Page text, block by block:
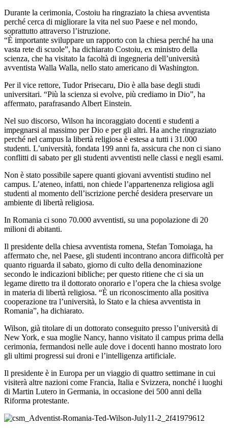
Durante la cerimonia, Costoiu ha ringraziato la chiesa avventista
perché cerca di migliorare la vita nel suo Paese e nel mondo,
soprattutto attraverso l’istruzione.
“È importante sviluppare un rapporto con la chiesa perché ha una
vasta rete di scuole”, ha dichiarato Costoiu, ex ministro della
scienza, che ha visitato la facoltà di ingegneria dell’università
avventista Walla Walla, nello stato americano di Washington.
Per il vice rettore, Tudor Prisecaru, Dio è alla base degli studi
universitari. “Più la scienza si evolve, più crediamo in Dio”, ha
affermato, parafrasando Albert Einstein.
Nel suo discorso, Wilson ha incoraggiato docenti e studenti a
impegnarsi al massimo per Dio e per gli altri. Ha anche ringraziato
perché nel campus la libertà religiosa è estesa a tutti i 31.000
studenti. L’università, fondata 199 anni fa, assicura che non ci siano
conflitti di sabato per gli studenti avventisti nelle classi e negli esami.
Non è stato possibile sapere quanti giovani avventisti studino nel
campus. L’ateneo, infatti, non chiede l’appartenenza religiosa agli
studenti al momento dell’iscrizione perché desidera preservare un
ambiente di libertà religiosa.
In Romania ci sono 70.000 avventisti, su una popolazione di 20
milioni di abitanti.
Il presidente della chiesa avventista romena, Stefan Tomoiaga, ha
affermato che, nel Paese, gli studenti incontrano ancora difficoltà per
quanto riguarda il sabato, giorno di culto della denominazione
secondo le indicazioni bibliche; per questo ritiene che ci sia un
legame diretto tra il dottorato onorario e l’opera che la chiesa svolge
in materia di libertà religiosa. “È un riconoscimento alla positiva
cooperazione tra l’università, lo Stato e la chiesa avventista in
Romania”, ha dichiarato.
Wilson, già titolare di un dottorato conseguito presso l’università di
New York, e sua moglie Nancy, hanno visitato il campus prima della
cerimonia, fermandosi nelle aule dove i docenti hanno mostrato loro
gli ultimi progressi sui droni e l’intelligenza artificiale.
Il presidente è in Europa per un viaggio di quattro settimane in cui
visiterà altre nazioni come Francia, Italia e Svizzera, nonché i luoghi
di Martin Lutero in Germania, in occasione dei 500 anni della
Riforma protestante.